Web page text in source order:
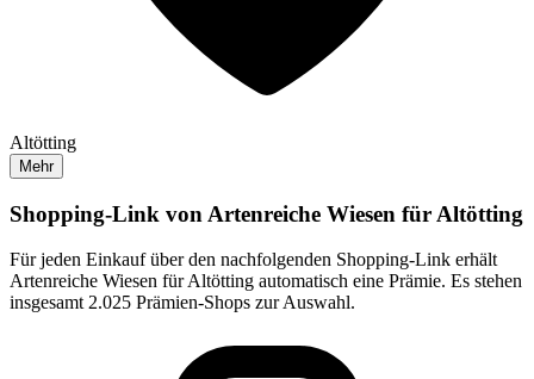
Altötting
Mehr
Shopping-Link von Artenreiche Wiesen für Altötting
Für jeden Einkauf über den nachfolgenden Shopping-Link erhält
Artenreiche Wiesen für Altötting automatisch eine Prämie. Es stehen
insgesamt 2.025 Prämien-Shops zur Auswahl.